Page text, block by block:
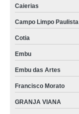
Caierias
Campo Limpo Paulista
Cotia
Embu
Embu das Artes
Francisco Morato
GRANJA VIANA